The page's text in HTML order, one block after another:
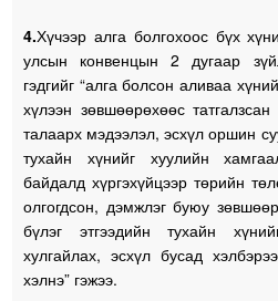
4.Хүчээр алга болгохоос бүх
улсын конвенцын 2 дугаар
гэдгийг “алга болсон аливаа
хүлээн зөвшөөрөхөөс
талаарх мэдээлэл, эсхүл оршин
тухайн хүнийг хуулийн
байдалд хүргэхүйцээр төрийн
олгогдсон, дэмжлэг буюу
бүлэг этгээдийн тухайн
хулгайлах, эсхүл бусад
хэлнэ” гэжээ.